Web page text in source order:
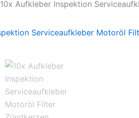
10x Aufkleber Inspektion